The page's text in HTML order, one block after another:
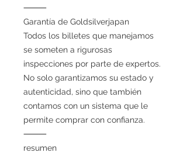
⸻
Garantía de Goldsilverjapan
Todos los billetes que manejamos
se someten a rigurosas
inspecciones por parte de expertos.
No solo garantizamos su estado y
autenticidad, sino que también
contamos con un sistema que le
permite comprar con confianza.
⸻
resumen